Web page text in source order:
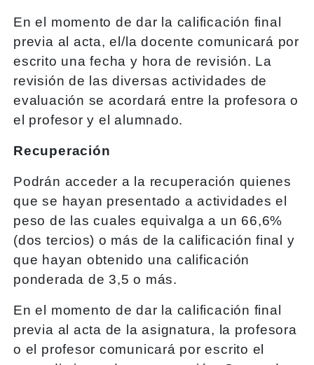
En el momento de dar la calificación final
previa al acta, el/la docente comunicará por
escrito una fecha y hora de revisión. La
revisión de las diversas actividades de
evaluación se acordará entre la profesora o
el profesor y el alumnado.
Recuperación
Podrán acceder a la recuperación quienes
que se hayan presentado a actividades el
peso de las cuales equivalga a un 66,6%
(dos tercios) o más de la calificación final y
que hayan obtenido una calificación
ponderada de 3,5 o más.
En el momento de dar la calificación final
previa al acta de la asignatura, la profesora
o el profesor comunicará por escrito el